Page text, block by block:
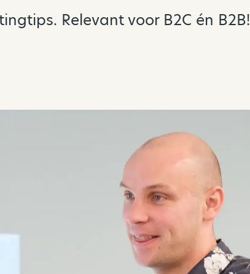
Relevant voor B2C én B2B!